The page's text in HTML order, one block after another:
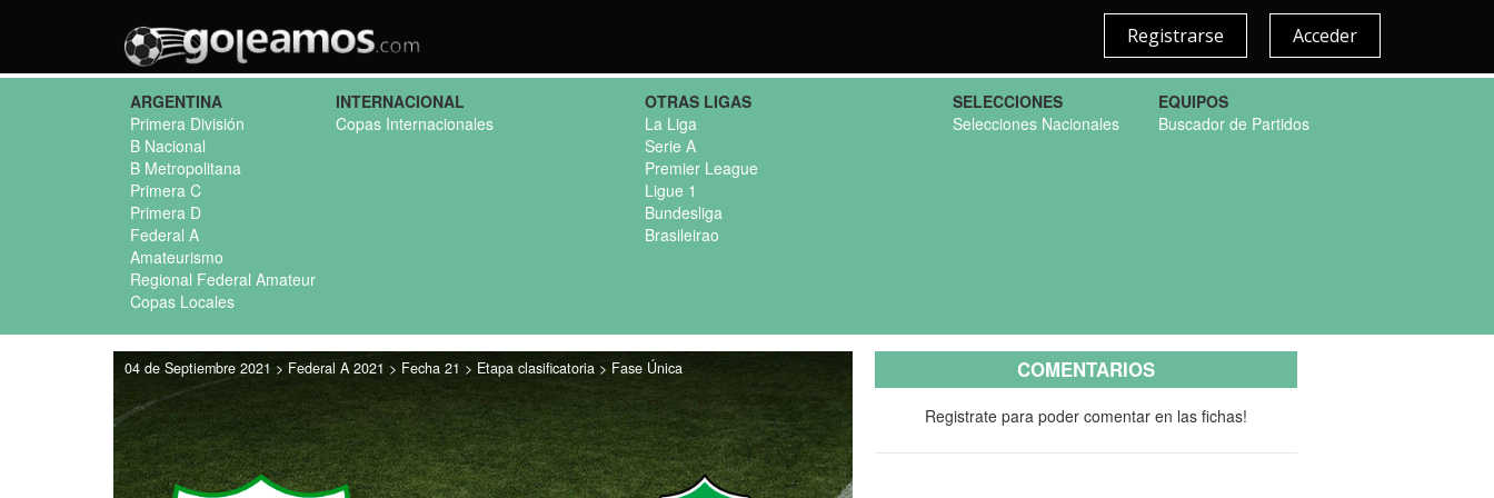
Acceder
Registrarse
ARGENTINA
Primera División
B Nacional
B Metropolitana
Primera C
Primera D
Federal A
Amateurismo
Regional Federal Amateur
Copas Locales
INTERNACIONAL
Copas Internacionales
OTRAS LIGAS
La Liga
Serie A
Premier League
Ligue 1
Bundesliga
Brasileirao
SELECCIONES
Selecciones Nacionales
EQUIPOS
Buscador de Partidos
04 de Septiembre 2021 > Federal A 2021 > Fecha 21 > Etapa clasificatoria > Fase Única COMENTARIOS
Registrate para poder comentar en las fichas!